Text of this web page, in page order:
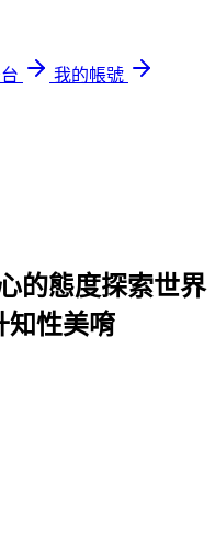
我的帳號
的態度探索世
知性美唷